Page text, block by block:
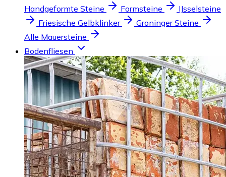
Handgeformte Steine
Formsteine
IJsselsteine
Friesische Gelbklinker
Groninger Steine
Alle Mauersteine
Bodenfliesen